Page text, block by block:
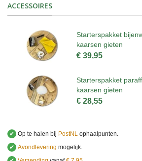
ACCESSOIRES
Starterspakket
kaarsen gieten
€ 39,95
Starterspakket
kaarsen gieten
€ 28,55
✔ Op te halen bij PostNL ophaalpunten.
✔ Avondlevering mogelijk.